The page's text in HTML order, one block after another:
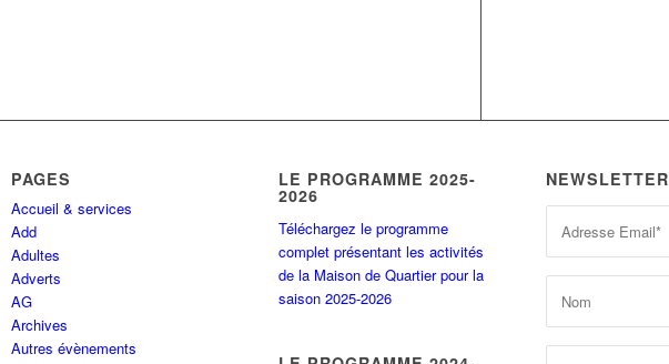
PAGES
Accueil & services
Add
Adultes
Adverts
AG
Archives
Autres évènements
LE PROGRAMME 2025-
2026
Téléchargez le programme
complet présentant les activités
de la Maison de Quartier pour la
saison 2025-2026
NEWSLETTER